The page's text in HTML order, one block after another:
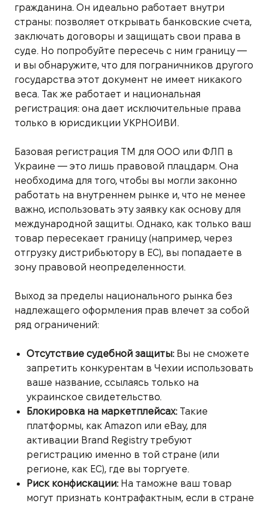
гражданина. Он идеально работает внутри
страны: позволяет открывать банковские счета,
заключать договоры и защищать свои права в
суде. Но попробуйте пересечь с ним границу —
и вы обнаружите, что для пограничников другого
государства этот документ не имеет никакого
веса. Так же работает и национальная
регистрация: она дает исключительные права
только в юрисдикции УКРНОИВИ.
Базовая регистрация ТМ для ООО или ФЛП в
Украине — это лишь правовой плацдарм. Она
необходима для того, чтобы вы могли законно
работать на внутреннем рынке и, что не менее
важно, использовать эту заявку как основу для
международной защиты. Однако, как только ваш
товар пересекает границу (например, через
отгрузку дистрибьютору в ЕС), вы попадаете в
зону правовой неопределенности.
Выход за пределы национального рынка без
надлежащего оформления прав влечет за собой
ряд ограничений:
Отсутствие судебной защиты:Вы не сможете
запретить конкурентам в Чехии использовать
ваше название, ссылаясь только на
украинское свидетельство.
Блокировка на маркетплейсах:Такие
платформы, как Amazon или eBay, для
активации Brand Registry требуют
регистрацию именно в той стране (или
регионе, как ЕС), где вы торгуете.
Риск конфискации:На таможне ваш товар
могут признать контрафактным, если в стране